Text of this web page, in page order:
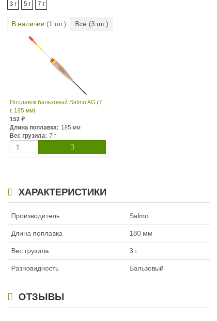
3 г
5 г 7 г
В наличии (1 шт.) Все (3 шт.)
Поплавок бальзовый Salmo AG (7
г, 185 мм)
152 ₽
Длина поплавка: 185 мм
Вес грузила: 7 г
ХАРАКТЕРИСТИКИ
Производитель Salmo
Длина поплавка 180 мм
Вес грузила 3 г
Разновидность Бальзовый
ОТЗЫВЫ